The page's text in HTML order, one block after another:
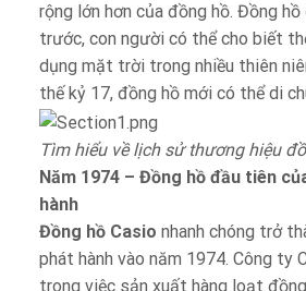
rộng lớn hơn của đồng hồ. Đồng
trước, con người có thể cho biết
dụng mặt trời trong nhiều thiên
thế kỷ 17, đồng hồ mới có thể di
Tìm hiểu về lịch sử thương hiệu
Năm 1974 – Đồng hồ đầu tiên
hành
Đồng hồ Casio nhanh chóng trở
phát hành vào năm 1974. Công ty
trong việc sản xuất hàng loạt